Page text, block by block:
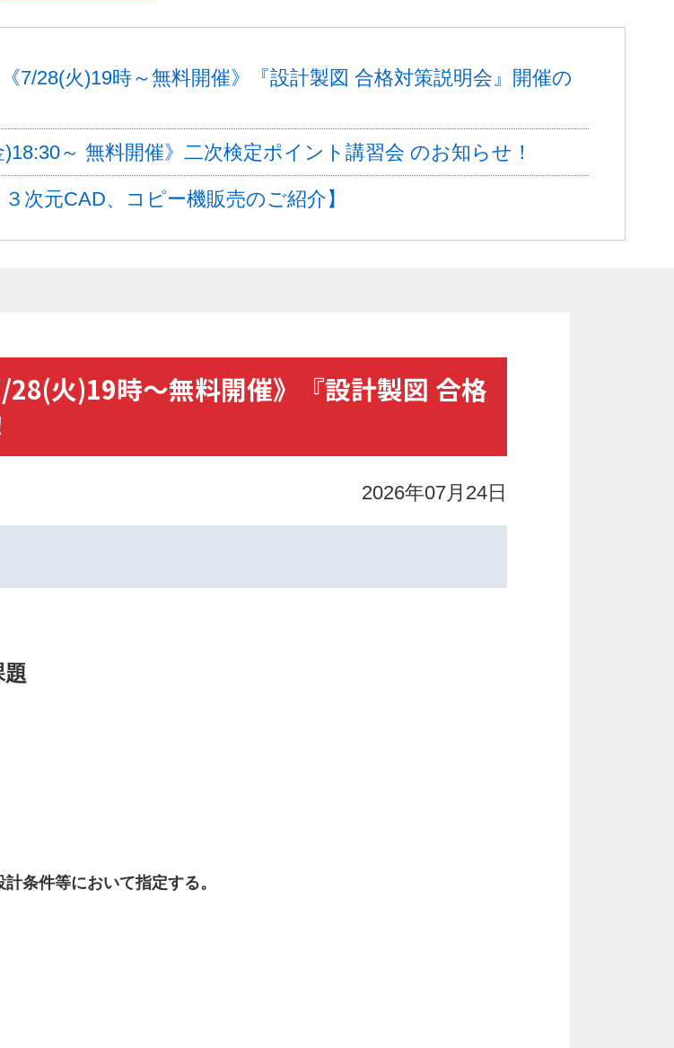
7/28(火)19時～無料開催》『設計製図 合格対策説明会』開催の
)18:30～ 無料開催》二次検定ポイント講習会 のお知らせ！
次元CAD、コピー機販売のご紹介】
28(火)19時～無料開催》『設計製図 合格
2026年07月24日
題
件等において指定する。